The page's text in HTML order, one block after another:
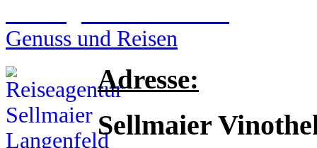
Genuss und Reisen
Adresse:
Sellmaier